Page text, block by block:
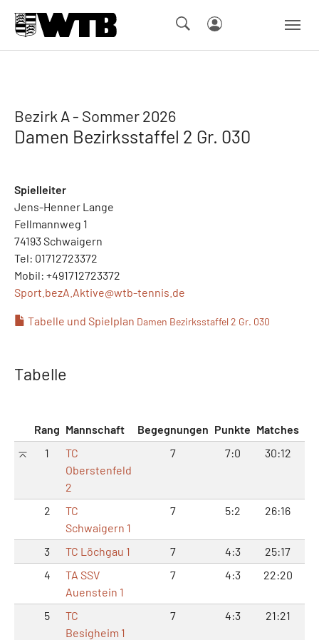
Bezirk A - Sommer 2026
Damen Bezirksstaffel 2 Gr. 030
Spielleiter
Jens-Henner Lange
Fellmannweg 1
74193 Schwaigern
Tel: 01712723372
Mobil: +491712723372
Sport.bezA.Aktive@wtb-tennis.de
Tabelle und Spielplan Damen Bezirksstaffel 2 Gr. 030
Tabelle
Rang Mannschaft Begegnungen Punkte Matches
1
TC
Oberstenfeld
2
7 7:0 30:12
2
TC
Schwaigern 1
7 5:2 26:16
3 TC Löchgau 1 7 4:3 25:17
4
TA SSV
Auenstein 1
7 4:3 22:20
5
TC
Besigheim 1
7 4:3 21:21